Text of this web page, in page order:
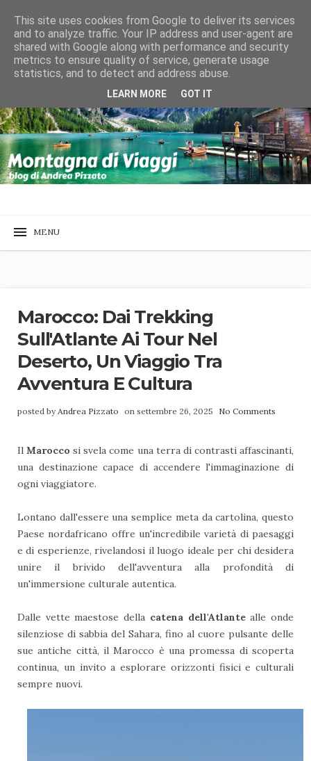
Marocco: Dai Trekking
Sull'Atlante Ai Tour Nel
Deserto, Un Viaggio Tra
Avventura E Cultura
posted by Andrea Pizzato on settembre 26, 2025 No Comments
IlMaroccosi svela come una terra di contrasti affascinanti,
una destinazione capace di accendere l'immaginazione di
ogni viaggiatore.
Lontano dall'essere una semplice meta da cartolina, questo
Paese nordafricano offre un'incredibile varietà di paesaggi
e di esperienze, rivelandosi il luogo ideale per chi desidera
unire il brivido dell'avventura alla profondità di
un'immersione culturale autentica.
Dalle vette maestose della catena dell'Atlantealle onde
silenziose di sabbia del Sahara, fino al cuore pulsante delle
sue antiche città, il Marocco è una promessa di scoperta
continua, un invito a esplorare orizzonti fisici e culturali
sempre nuovi.
This site uses cookies from Google to deliver its services
and to analyze traffic. Your IP address and user-agent are
shared with Google along with performance and security
metrics to ensure quality of service, generate usage
statistics, and to detect and address abuse.
LEARN MORE GOT IT